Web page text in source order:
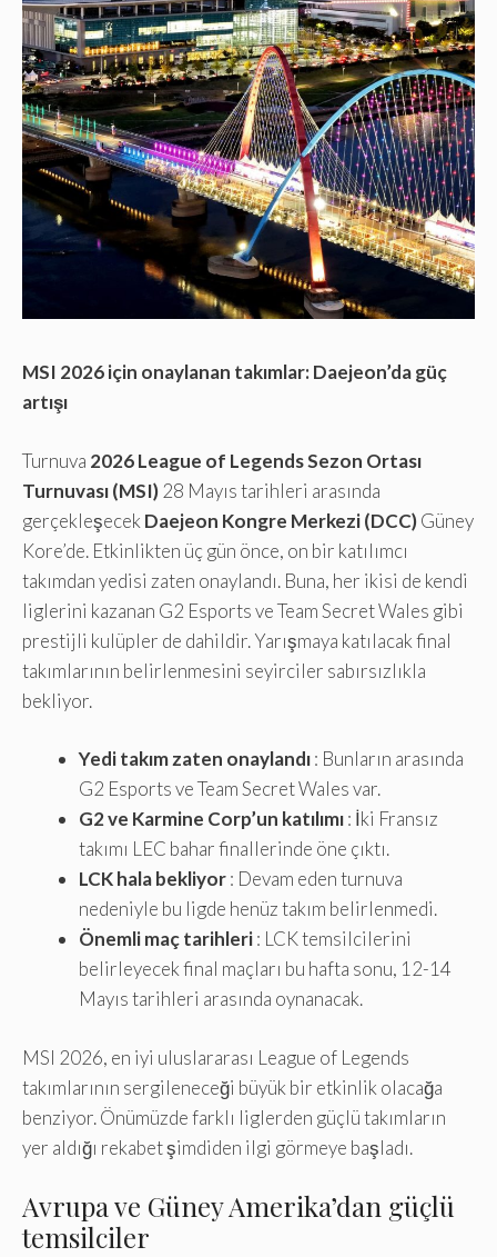
MSI 2026 için onaylanan takımlar: Daejeon’da güç
artışı
Turnuva 2026 League of Legends Sezon Ortası
Turnuvası (MSI) 28 Mayıs tarihleri ​​arasında
gerçekleşecek Daejeon Kongre Merkezi (DCC)Güney
Kore’de. Etkinlikten üç gün önce, on bir katılımcı
takımdan yedisi zaten onaylandı. Buna, her ikisi de kendi
liglerini kazanan G2 Esports ve Team Secret Wales gibi
prestijli kulüpler de dahildir. Yarışmaya katılacak final
takımlarının belirlenmesini seyirciler sabırsızlıkla
bekliyor.
Yedi takım zaten onaylandı: Bunların arasında
G2 Esports ve Team Secret Wales var.
G2 ve Karmine Corp’un katılımı: İki Fransız
takımı LEC bahar finallerinde öne çıktı.
LCK hala bekliyor: Devam eden turnuva
nedeniyle bu ligde henüz takım belirlenmedi.
Önemli maç tarihleri: LCK temsilcilerini
belirleyecek final maçları bu hafta sonu, 12-14
Mayıs tarihleri ​​arasında oynanacak.
MSI 2026, en iyi uluslararası League of Legends
takımlarının sergileneceği büyük bir etkinlik olacağa
benziyor. Önümüzde farklı liglerden güçlü takımların
yer aldığı rekabet şimdiden ilgi görmeye başladı.
Avrupa ve Güney Amerika’dan güçlü
temsilciler